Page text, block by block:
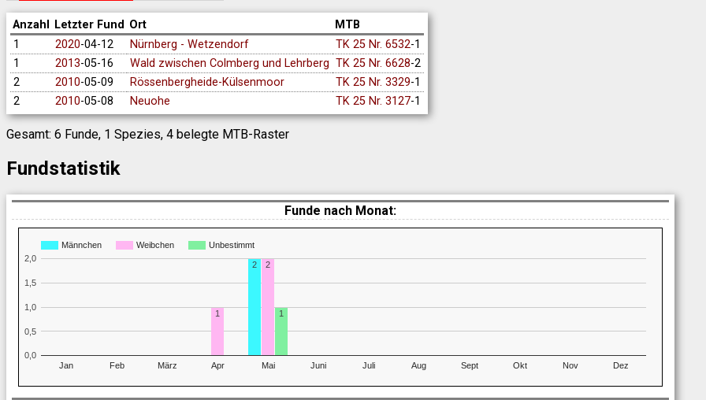
Anzahl Letzter Fund Ort
MTB
1
2020-04-12 Nürnberg - Wetzendorf TK 25 Nr. 6532-1
1
2013-05-16 Wald zwischen Colmberg und Lehrberg TK 25 Nr. 6628-2
2
2010-05-09 Rössenbergheide-Külsenmoor TK 25 Nr. 3329-1
2
2010-05-08 Neuohe TK 25 Nr. 3127-1
Gesamt: 6 Funde, 1 Spezies, 4 belegte MTB-Raster
Fundstatistik
Funde nach Monat:
Männchen Weibchen Unbestimmt
Jan Feb März Apr Mai Juni Juli Aug Sept Okt Nov Dez
0,0
0,5
1,0
1,5
2,0
2
1
2
1